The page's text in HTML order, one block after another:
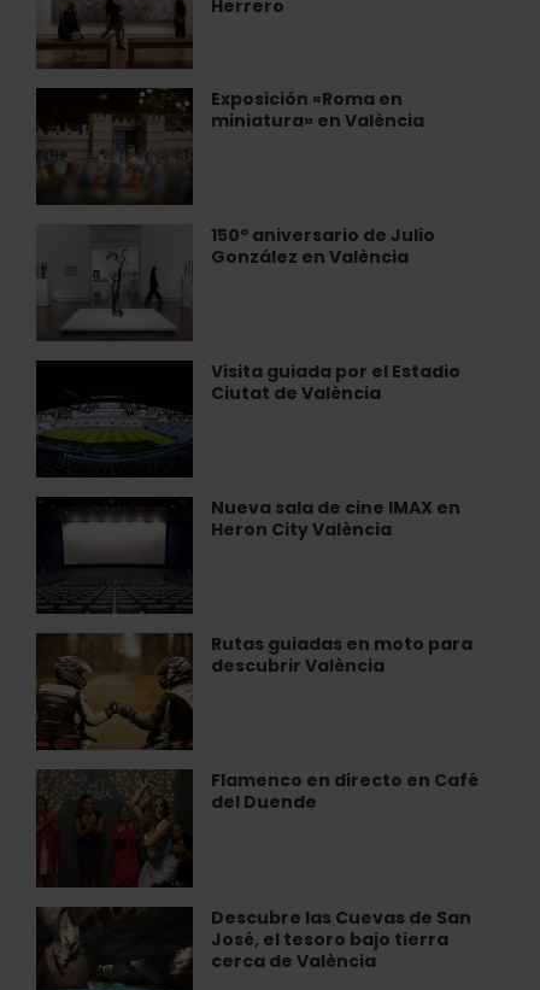
Herrero
Anselm
Kiefer
llega
Centro
de
Exposición «Roma en
miniatura» en València
Exposición
«Roma
en
miniatura»
en
València
150º aniversario de Julio
González en València
aniversario
Julio
González
en
Visita guiada por el Estadio
Ciutat de València
guiada
por
el
Estadio
Ciutat
València
Nueva sala de cine IMAX en
Heron City València
Nueva
sala
cine
IMAX
en
Heron
City
València
Rutas guiadas en moto para
descubrir València
guiadas
en
moto
para
descubrir
València
Flamenco en directo en Café
del Duende
Flamenco
en
directo
Café
del
Duende
Descubre las Cuevas de San
José, el tesoro bajo tierra
cerca de València
Descubre
las
Cuevas